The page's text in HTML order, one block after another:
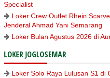
Specialist
Loker Crew Outlet Rhein
Jenderal Ahmad Yani Semarang
Loker Bulan Agustus 2026 di
LOKER JOGLOSEMAR
Loker Solo Raya Lulusan S1 di